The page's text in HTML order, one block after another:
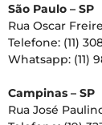
São Paulo – SP
Rua Oscar
Telefone: (11)
Whatsapp: (11)
Campinas – SP
Rua José